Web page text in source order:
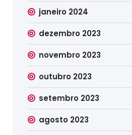
janeiro 2024
dezembro 2023
novembro 2023
outubro 2023
setembro 2023
agosto 2023